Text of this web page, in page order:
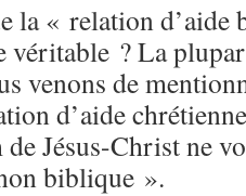
la « relation
véritable ? La
venons de
d’aide
Jésus-Christ ne
biblique ».